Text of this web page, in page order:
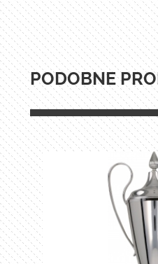
PODOBNE